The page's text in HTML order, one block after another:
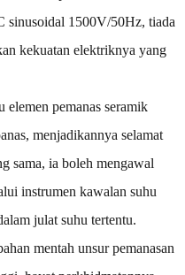
sinusoidal 1500V/50Hz, tiada
kekuatan elektriknya yang
elemen pemanas seramik
menjadikannya selamat
sama, ia boleh mengawal
instrumen kawalan suhu
julat suhu tertentu.
mentah unsur pemanasan